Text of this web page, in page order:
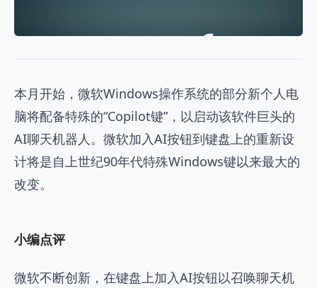
本月开始，微软Windows操作系统的部分新个人电
脑将配备特殊的“Copilot键”，以启动该软件巨头的
AI聊天机器人。微软加入AI按钮到键盘上的重新设
计将是自上世纪90年代特殊Windows键以来最大的
改变。
小编点评
微软不断创新，在键盘上加入AI按钮以召唤聊天机